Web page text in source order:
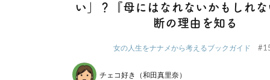
い」？『母にはなれないかもしれ
断の理由を知る
女の人生をナナメから考えるブックガイド
チェコ好き（和田真里奈）